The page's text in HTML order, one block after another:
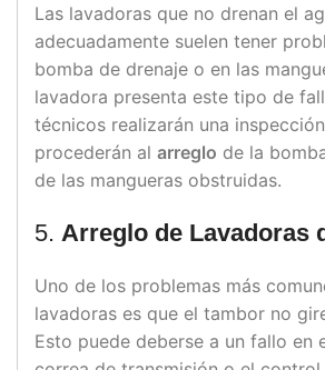
Las lavadoras que no drenan el
adecuadamente suelen tener
bomba de drenaje o en las
lavadora presenta este tipo de
técnicos realizarán una
procederán al arreglo de la
de las mangueras obstruidas.
5. Arreglo de Lavadoras
Uno de los problemas más
lavadoras es que el tambor no
Esto puede deberse a un fallo en